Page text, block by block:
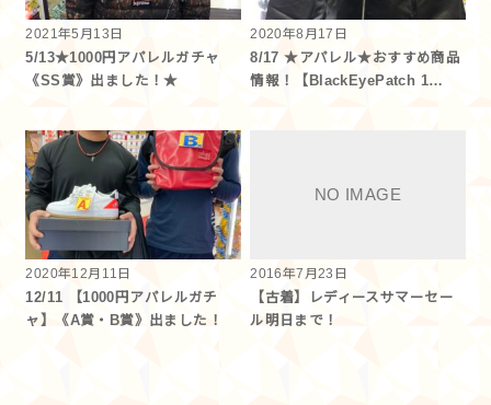
2021年5月13日
5/13★1000円アパレルガチャ
《SS賞》出ました！★
2020年8月17日
8/17 ★アパレル★おすすめ商品
情報！【BlackEyePatch 1…
2020年12月11日
12/11 【1000円アパレルガチ
ャ】《A賞・B賞》出ました！
2016年7月23日
【古着】レディースサマーセー
ル明日まで！